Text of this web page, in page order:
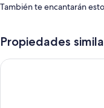
También te encantarán
Café o té en el lobby,
Propiedades
La Quinta Inn & Suites